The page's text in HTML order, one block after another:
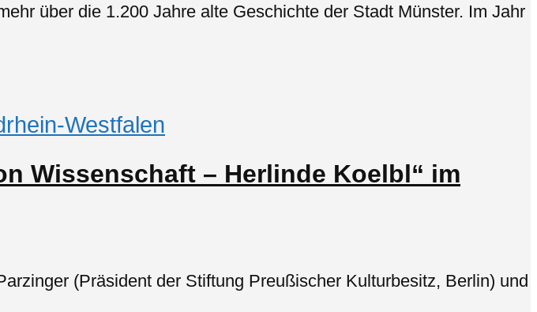
über die 1.200 Jahre alte Geschichte der Stadt Münster. Im Jahr
Westfalen
Wissenschaft – Herlinde Koelbl“ im
(Präsident der Stiftung Preußischer Kulturbesitz, Berlin) und